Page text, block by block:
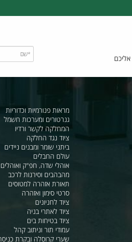
מראות פנורמיות וכדוריות
גנרטורים ומערכות חשמל
המחלקה לקשר ורדיו
ציוד נגד החלקה
ביתני שומר ומבנים ניידים
עולם החבלים
אוהלי שדה, חפ"ק ואוהלים יעודיים
מהבהבים וסירנות לרכב
תאורת אזהרה למטוסים
סרטי סימון ואזהרה
ציוד לחניונים